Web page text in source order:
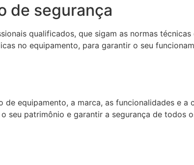
de segurança
qualificados, que sigam as normas técnicas
no equipamento, para garantir o seu
equipamento, a marca, as funcionalidades e a
patrimônio e garantir a segurança de todos